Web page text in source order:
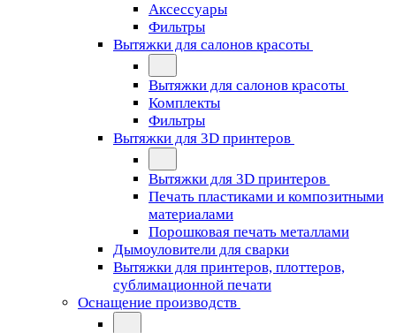
Аксессуары
Фильтры
Вытяжки для салонов красоты
Вытяжки для салонов красоты
Комплекты
Фильтры
Вытяжки для 3D принтеров
Вытяжки для 3D принтеров
Печать пластиками и композитными
материалами
Порошковая печать металлами
Дымоуловители для сварки
Вытяжки для принтеров, плоттеров,
сублимационной печати
Оснащение производств